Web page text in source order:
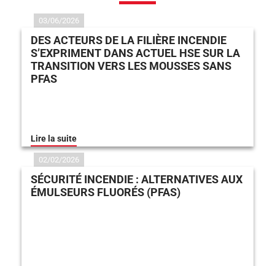
03/06/2026
DES ACTEURS DE LA FILIÈRE INCENDIE
S’EXPRIMENT DANS ACTUEL HSE SUR LA
TRANSITION VERS LES MOUSSES SANS
PFAS
Lire la suite
02/02/2026
SÉCURITÉ INCENDIE : ALTERNATIVES AUX
ÉMULSEURS FLUORÉS (PFAS)